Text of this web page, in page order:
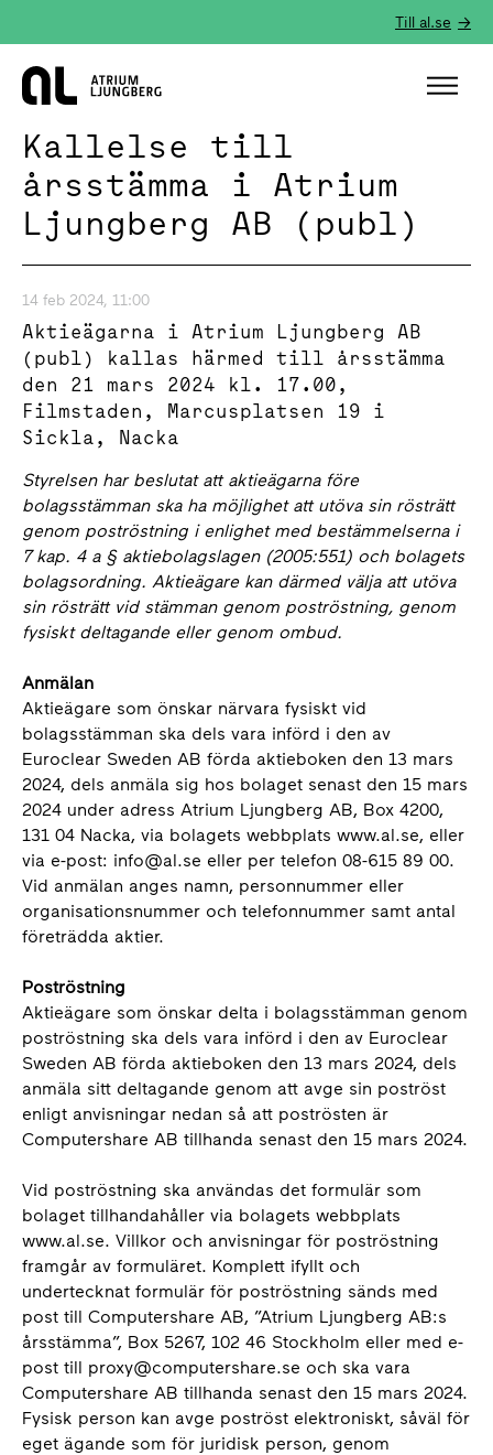
Till al.se
Hem
Kallelse till
årsstämma i Atrium
Ljungberg AB (publ)
14 feb 2024, 11:00
Aktieägarna i Atrium Ljungberg AB
(publ) kallas härmed till årsstämma
den 21 mars 2024 kl. 17.00,
Filmstaden, Marcusplatsen 19 i
Sickla, Nacka
Styrelsen har beslutat att aktieägarna före
bolagsstämman ska ha möjlighet att utöva sin rösträtt
genom poströstning i enlighet med bestämmelserna i
7 kap. 4 a § aktiebolagslagen (2005:551) och bolagets
bolagsordning. Aktieägare kan därmed välja att utöva
sin rösträtt vid stämman genom poströstning, genom
fysiskt deltagande eller genom ombud.
Anmälan
Aktieägare som önskar närvara fysiskt vid
bolagsstämman ska dels vara införd i den av
Euroclear Sweden AB förda aktieboken den 13 mars
2024, dels anmäla sig hos bolaget senast den 15 mars
2024 under adress Atrium Ljungberg AB, Box 4200,
131 04 Nacka, via bolagets webbplats www.al.se, eller
via e-post: info@al.se eller per telefon 08-615 89 00.
Vid anmälan anges namn, personnummer eller
organisationsnummer och telefonnummer samt antal
företrädda aktier.
Poströstning
Aktieägare som önskar delta i bolagsstämman genom
poströstning ska dels vara införd i den av Euroclear
Sweden AB förda aktieboken den 13 mars 2024, dels
anmäla sitt deltagande genom att avge sin poströst
enligt anvisningar nedan så att poströsten är
Computershare AB tillhanda senast den 15 mars 2024.
Vid poströstning ska användas det formulär som
bolaget tillhandahåller via bolagets webbplats
www.al.se. Villkor och anvisningar för poströstning
framgår av formuläret. Komplett ifyllt och
undertecknat formulär för poströstning sänds med
post till Computershare AB, ”Atrium Ljungberg AB:s
årsstämma”, Box 5267, 102 46 Stockholm eller med e-
post till proxy@computershare.se och ska vara
Computershare AB tillhanda senast den 15 mars 2024.
Fysisk person kan avge poströst elektroniskt, såväl för
eget ägande som för juridisk person, genom